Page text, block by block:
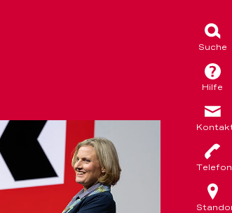
Suche
Hilfe
Telefon